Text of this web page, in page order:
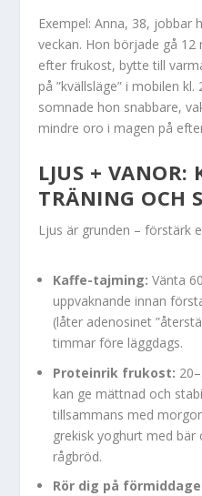
Exempel: Anna, 38, jobbar
veckan. Hon började gå
efter frukost, bytte till
på ”kvällsläge” i mobilen
somnade hon snabbare,
mindre oro i magen på
LJUS + VANOR:
TRÄNING OCH
Ljus är grunden – förstärk
Kaffe-tajming: Vänta
uppvaknande innan
(låter adenosinet
timmar före läggdags.
Proteinrik frukost:
kan ge mättnad och
tillsammans med
grekisk yoghurt med
rågbröd.
Rör dig på